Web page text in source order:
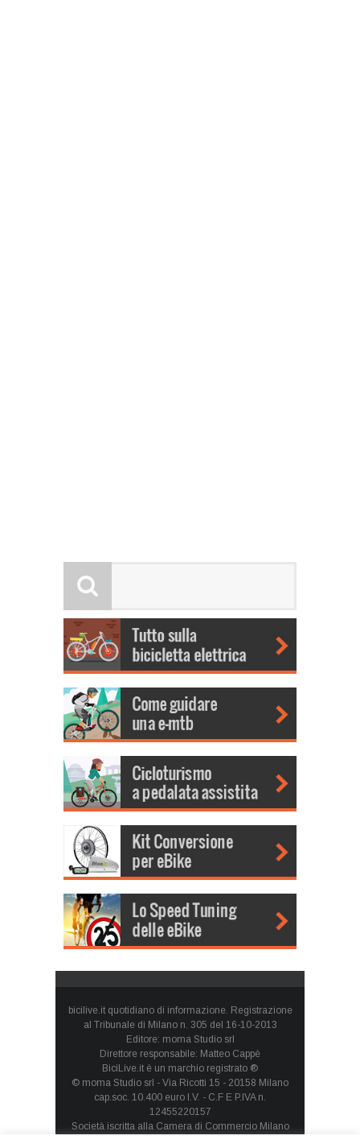
bicilive.it quotidiano di informazione. Registrazione
al Tribunale di Milano n. 305 del 16-10-2013
Editore: moma Studio srl
Direttore responsabile: Matteo Cappè
BiciLive.it è un marchio registrato ®
© moma Studio srl - Via Ricotti 15 - 20158 Milano
cap.soc. 10.400 euro I.V. - C.F E P.IVA n.
12455220157
Società iscritta alla Camera di Commercio Milano